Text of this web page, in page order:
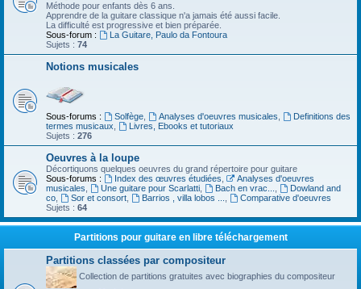
Méthode pour enfants dès 6 ans.
Apprendre de la guitare classique n'a jamais été aussi facile.
La difficulté est progressive et bien préparée.
Sous-forum :
La Guitare, Paulo da Fontoura
Sujets : 74
Notions musicales
Sous-forums : Solfège, Analyses d'oeuvres musicales
Definitions des
termes musicaux
Livres, Ebooks et tutoriaux
Sujets : 276
Oeuvres à la loupe
Décortiquons quelques oeuvres du grand répertoire pour guitare
Sous-forums :
Index des œuvres étudiées
Analyses d'oeuvres
musicales
Une guitare pour Scarlatti, Bach en vrac...
Dowland and
co
Sor et consort, Barrios , villa lobos ...
Comparative d'oeuvres
Sujets : 64
Partitions pour guitare en libre téléchargement
Partitions classées par compositeur
Collection de partitions gratuites avec biographies du compositeur